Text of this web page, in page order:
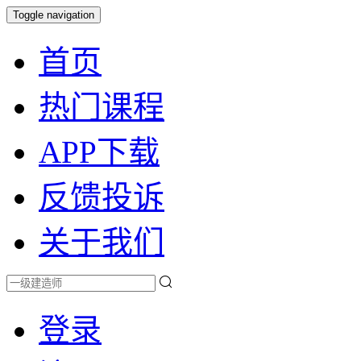
Toggle navigation
首页
热门课程
APP下载
反馈投诉
关于我们
登录